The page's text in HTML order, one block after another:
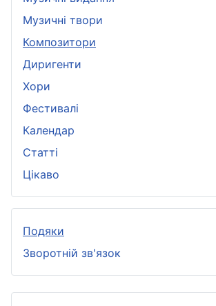
Музичні твори
Композитори
Диригенти
Хори
Фестивалі
Календар
Статті
Цікаво
Подяки
Зворотній зв'язок